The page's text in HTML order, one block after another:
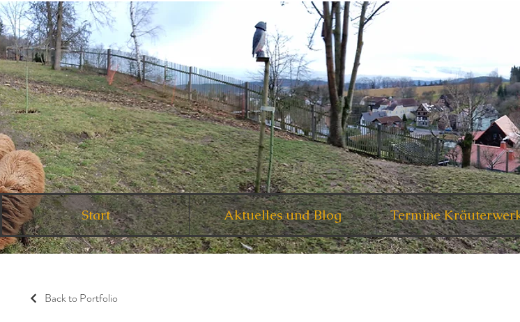
Start Aktuelles und Blog Termine
Back to Portfolio